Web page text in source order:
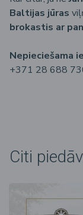
Baltijas jūras
brokastis ar
Nepieciešama
+371 28 688
Citi